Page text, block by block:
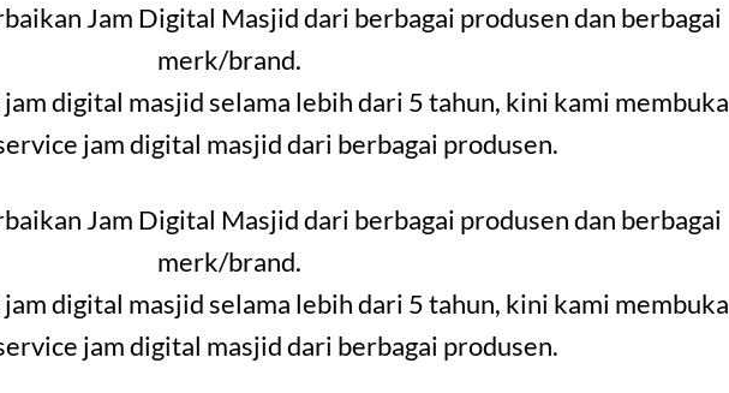
Jam Digital Masjid dari berbagai produsen dan berbagai
merk/brand.
digital masjid selama lebih dari 5 tahun, kini kami membuka
jam digital masjid dari berbagai produsen.
Jam Digital Masjid dari berbagai produsen dan berbagai
merk/brand.
digital masjid selama lebih dari 5 tahun, kini kami membuka
jam digital masjid dari berbagai produsen.